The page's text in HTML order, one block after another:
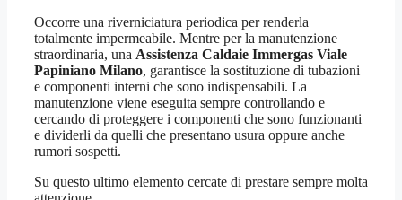
Occorre una riverniciatura periodica per renderla
totalmente impermeabile. Mentre per la manutenzione
straordinaria, una Assistenza Caldaie Immergas Viale
Papiniano Milano, garantisce la sostituzione di tubazioni
e componenti interni che sono indispensabili. La
manutenzione viene eseguita sempre controllando e
cercando di proteggere i componenti che sono funzionanti
e dividerli da quelli che presentano usura oppure anche
rumori sospetti.
Su questo ultimo elemento cercate di prestare sempre molta